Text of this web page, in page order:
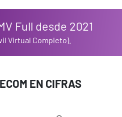
Full desde 2021
Virtual Completo).
EN CIFRAS